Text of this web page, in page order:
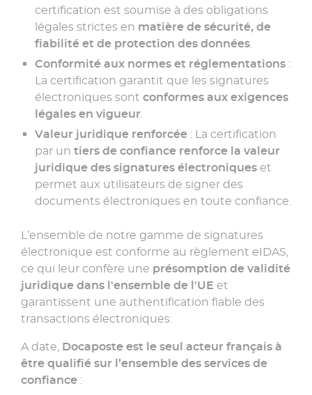
certification est soumise à des obligations
légales strictes en matière de sécurité, de
fiabilité et de protection des données.
Conformité aux normes et réglementations :
La certification garantit que les signatures
électroniques sont conformes aux exigences
légales en vigueur.
Valeur juridique renforcée : La certification
par un tiers de confiance renforce la valeur
juridique des signatures électroniques et
permet aux utilisateurs de signer des
documents électroniques en toute confiance.
L’ensemble de notre gamme de signatures
électronique est conforme au règlement eIDAS,
ce qui leur confère une présomption de validité
juridique dans l'ensemble de l'UE et
garantissent une authentification fiable des
transactions électroniques.
A date, Docaposte est le seul acteur français à
être qualifié sur l’ensemble des services de
confiance :